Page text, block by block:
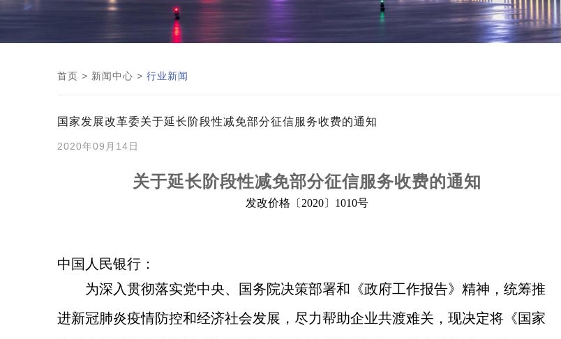
首页 > 新闻中心 > 行业新闻
国家发展改革委关于延长阶段性减免部分征信服务收费的通知
2020年09月14日
关于延长阶段性减免部分征信服务收费的通知
发改价格 〔 2020〕 1010号
中国人民银行：
为深入贯彻落实党中央、国务院决策部署和《政府工作报告》精神，统筹推
进新冠肺炎疫情防控和经济社会发展，尽力帮助企业共渡难关，现决定将《国家